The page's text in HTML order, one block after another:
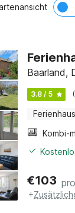
Baarland,
3.8 / 5
Ferienhaus
€103
+